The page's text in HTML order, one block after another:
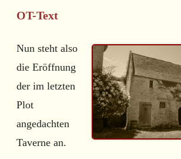
OT-Text
Nun steht also
die Eröffnung
der im letzten
Plot
angedachten
Taverne an.